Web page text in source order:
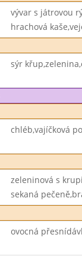
vývar s játrovou
hrachová
sýr
chléb,vajíčková
zeleninová s
sekaná
ovocná